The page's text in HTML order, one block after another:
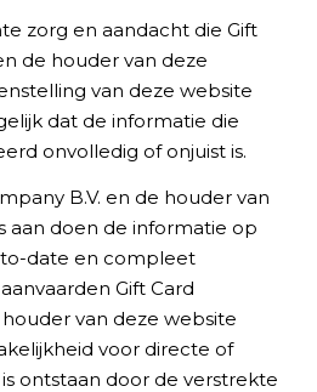
zorg en aandacht die Gift
de houder van deze
van deze website
dat de informatie die
onvolledig of onjuist is.
B.V. en de houder van
aan doen de informatie op
date en compleet
Gift Card
van deze website
voor directe of
ontstaan door de verstrekte